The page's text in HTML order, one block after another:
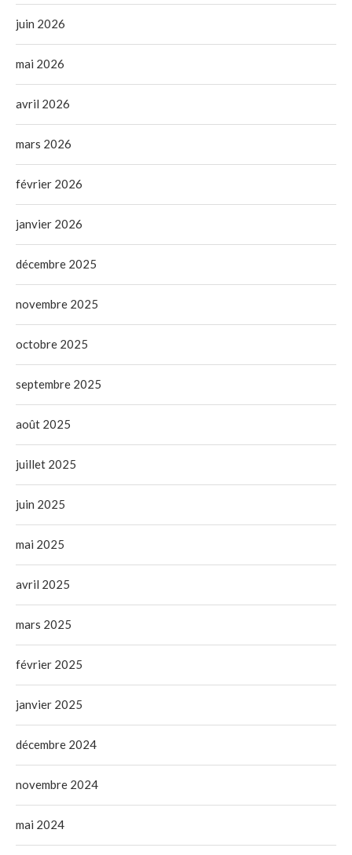
juin 2026
mai 2026
avril 2026
mars 2026
février 2026
janvier 2026
décembre 2025
novembre 2025
octobre 2025
septembre 2025
août 2025
juillet 2025
juin 2025
mai 2025
avril 2025
mars 2025
février 2025
janvier 2025
décembre 2024
novembre 2024
mai 2024